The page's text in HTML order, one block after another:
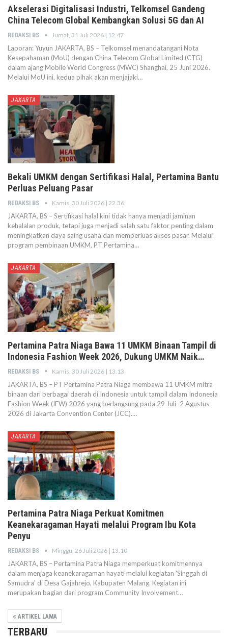
Akselerasi Digitalisasi Industri, Telkomsel Gandeng
China Telecom Global Kembangkan Solusi 5G dan AI
REDAKSI BS Jumat, 31 Juli 2026 | 12.47
Laporan: Yuyun JAKARTA, BS – Telkomsel menandatangani Nota
Kesepahaman (MoU) dengan China Telecom Global Limited (CTG)
dalam ajang Mobile World Congress (MWC) Shanghai, 25 Juni 2026.
Melalui MoU ini, kedua pihak akan menjajaki…
JAKARTA
Bekali UMKM dengan Sertifikasi Halal, Pertamina Bantu
Perluas Peluang Pasar
REDAKSI BS Kamis, 30 Juli 2026 | 22.36
JAKARTA, BS – Sertifikasi halal kini tidak hanya menjadi jaminan
kehalalan produk, tetapi juga menjadi salah satu faktor penting dalam
meningkatkan daya saing usaha dan memperluas akses pasar. Melalui
program pembinaan UMKM, PT Pertamina…
JAKARTA
Pertamina Patra Niaga Bawa 11 UMKM Binaan Tampil di
Indonesia Fashion Week 2026, Dukung UMKM Naik…
REDAKSI BS Kamis, 30 Juli 2026 | 13.13
JAKARTA, BS – PT Pertamina Patra Niaga membawa 11 UMKM mitra
binaan dari berbagai daerah di Indonesia untuk tampil dalam Indonesia
Fashion Week (IFW) 2026 yang berlangsung pada 29 Juli–2 Agustus
2026 di Jakarta Convention Center (JCC).…
JAKARTA
Pertamina Patra Niaga Perkuat Komitmen
Keanekaragaman Hayati melalui Program Ibu Kota
Penyu
REDAKSI BS Minggu, 26 Juli 2026 | 13.10
JAKARTA, BS – Pertamina Patra Niaga memperkuat komitmennya
dalam menjaga keanekaragaman hayati melalui kegiatan 'Singgah di
Samudra' di Desa Gajahrejo, Kabupaten Malang. Kegiatan ini
merupakan bagian dari program Community Involvement…
ARTIKEL LAMA
TERBARU